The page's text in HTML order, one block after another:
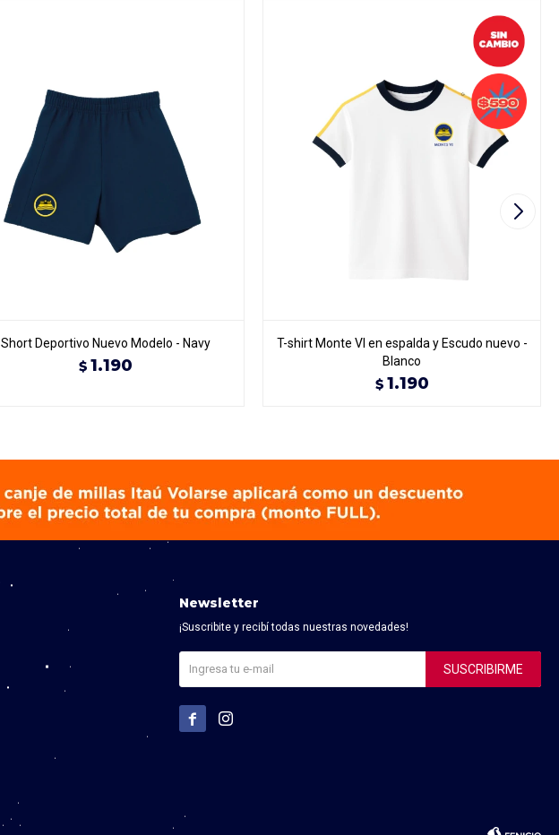
Short Deportivo Nuevo Modelo - Navy
$ 1.190
T-shirt Monte VI en espalda y Escudo nuevo -
Blanco
$ 1.190
Newsletter
¡Suscribite y recibí todas nuestras novedades!
SUSCRIBIRME
 